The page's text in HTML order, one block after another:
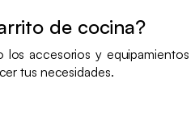
de cocina?
los accesorios y equipamientos
tus necesidades.